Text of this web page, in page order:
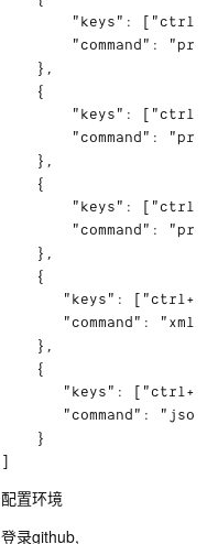
"keys":
"command":
    },
    {
"keys":
"command":
    },
    {
"keys":
"command":
    },
    {
"keys":
"command":
    },
    {
"keys":
"command":
    }
配置环境
登录github,